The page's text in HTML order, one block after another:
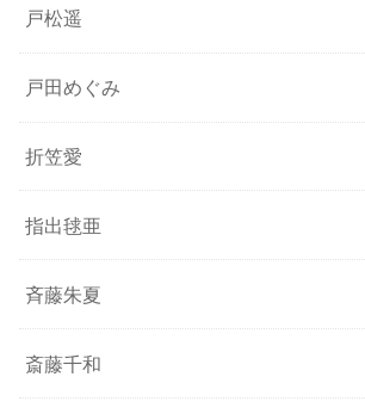
戸松遥
戸田めぐみ
折笠愛
指出毬亜
斉藤朱夏
斎藤千和